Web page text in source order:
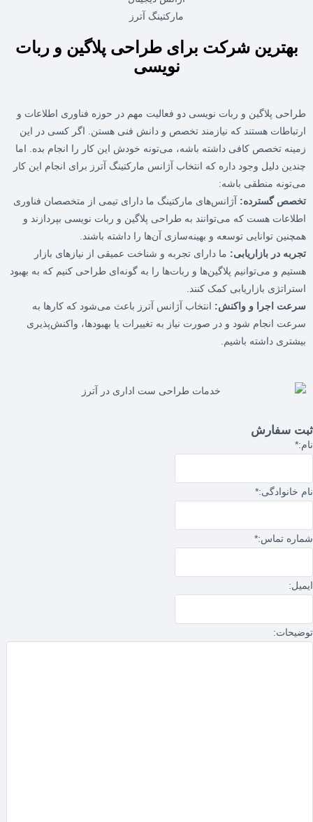
بهترین شرکت برای طراحی پلاگین و ربات
نویسی
طراحی پلاگین و ربات نویسی دو فعالیت مهم در حوزه فناوری اطلاعات و
ارتباطات هستند که نیازمند تخصص و دانش فنی هستن. اگر کسی در این
زمینه تخصص کافی داشته باشه، می‌تونه خودش این کار را انجام بده. اما
چندین دلیل وجود داره که انتخاب آژانس مارکتینگ آترز برای انجام این کار
می‌تونه منطقی باشه:
تخصص گسترده: آژانس‌های مارکتینگ ما دارای تیمی از متخصصان فناوری
اطلاعات هست که می‌توانند به طراحی پلاگین و ربات نویسی بپردازند و
همچنین توانایی توسعه و بهینه‌سازی آن‌ها را داشته باشند.
تجربه در بازاریابی: ما دارای تجربه و شناخت عمیقی از نیازهای بازار
هستیم و می‌توانیم پلاگین‌ها و ربات‌ها را به گونه‌ای طراحی کنیم که به بهبود
استراتژی بازاریابی کمک کنند.
سرعت اجرا و واکنش: انتخاب آژانس آترز باعث می‌شود که کارها به
سرعت انجام شود و در صورت نیاز به تغییرات یا بهبودها، واکنش‌پذیری
بیشتری داشته باشیم.
ثبت سفارش
نام:*
نام خانوادگی:*
شماره تماس:*
ایمیل:
توضیحات: